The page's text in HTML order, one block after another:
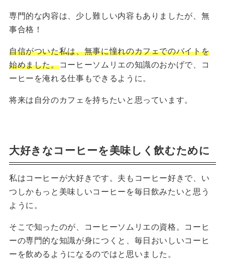
専門的な内容は、少し難しい内容もありましたが、無
事合格！
自信がついた私は、無事に憧れのカフェでのバイトを
始めました。コーヒーソムリエの知識のおかげで、コ
ーヒーを淹れる仕事もできるように。
将来は自分のカフェを持ちたいと思っています。
大好きなコーヒーを美味しく飲むために
私はコーヒーが大好きです。夫もコーヒー好きで、い
つしかもっと美味しいコーヒーを毎日飲みたいと思う
ように。
そこで知ったのが、コーヒーソムリエの資格。コーヒ
ーの専門的な知識が身につくと、毎日おいしいコーヒ
ーを飲めるようになるのではと思いました。